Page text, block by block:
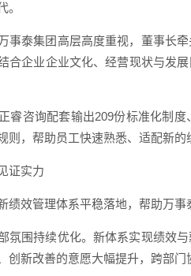
事泰集团高层高度重视，董事长
合企业企业文化、经营现状与发
睿咨询配套输出209份标准化制
则，帮助员工快速熟悉、适配新的
证实力
绩效管理体系平稳落地，帮助万
氛围持续优化。新体系实现绩效
创新改善的意愿大幅提升，跨部门